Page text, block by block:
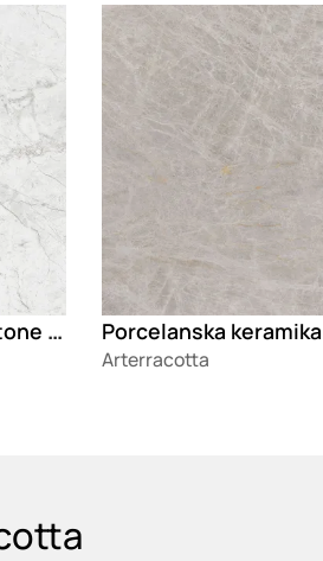
Porcelanska keramika Stone Mystic White
Loading
Arterracotta